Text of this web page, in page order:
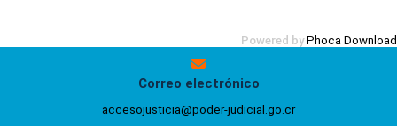
Powered byPhoca Download
Correo electrónico
accesojusticia@poder-judicial.go.cr